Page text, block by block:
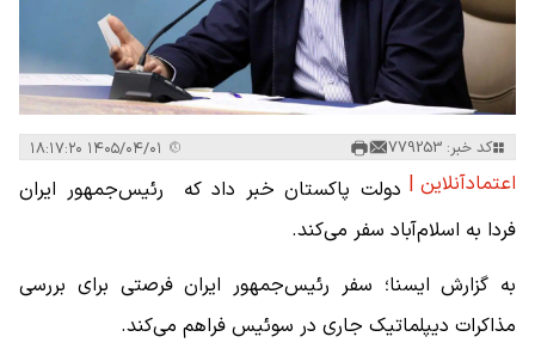
کد خبر: 779253
اعتمادآنلاین | دولت پاکستان خبر داد که رئیس‌جمهور ایران
فردا به اسلام‌آباد سفر می‌کند.
به گزارش ایسنا؛ سفر رئیس‌جمهور ایران فرصتی برای بررسی
مذاکرات دیپلماتیک جاری در سوئیس فراهم می‌کند.